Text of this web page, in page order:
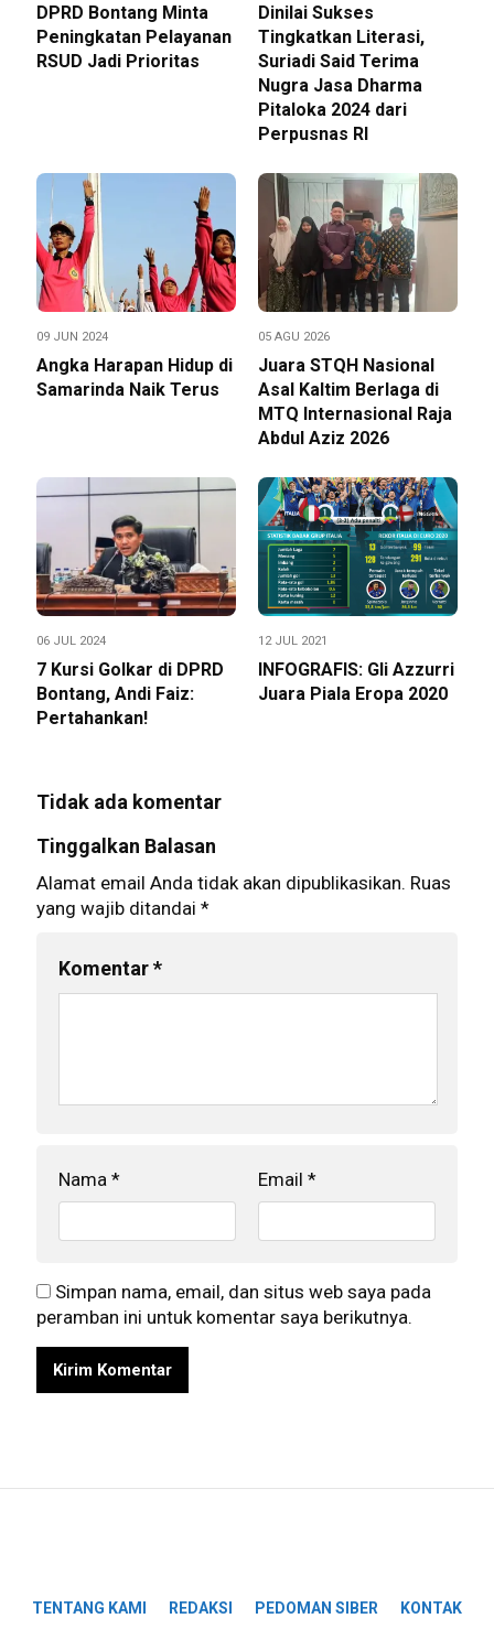
DPRD Bontang Minta
Peningkatan Pelayanan
RSUD Jadi Prioritas
Dinilai Sukses
Tingkatkan Literasi,
Suriadi Said Terima
Nugra Jasa Dharma
Pitaloka 2024 dari
Perpusnas RI
09 JUN 2024
Angka Harapan Hidup di
Samarinda Naik Terus
05 AGU 2026
Juara STQH Nasional
Asal Kaltim Berlaga di
MTQ Internasional Raja
Abdul Aziz 2026
06 JUL 2024
7 Kursi Golkar di DPRD
Bontang, Andi Faiz:
Pertahankan!
12 JUL 2021
INFOGRAFIS: Gli Azzurri
Juara Piala Eropa 2020
Tidak ada komentar
Tinggalkan Balasan
Alamat email Anda tidak akan dipublikasikan. Ruas
yang wajib ditandai *
Komentar*
Nama * Email *
Simpan nama, email, dan situs web saya pada
peramban ini untuk komentar saya berikutnya.
TENTANG KAMI REDAKSI PEDOMAN SIBER KONTAK